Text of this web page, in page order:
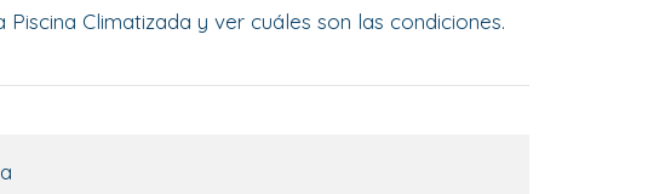
Climatizada y ver cuáles son las condiciones.